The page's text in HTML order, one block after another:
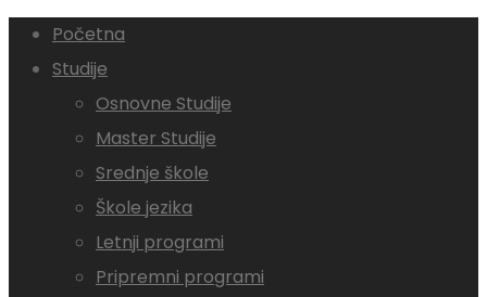
Početna
Studije
Osnovne Studije
Master Studije
Srednje škole
Škole jezika
Letnji programi
Pripremni programi